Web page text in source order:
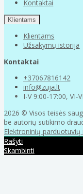
Kontaktai
Klientams
Klientams
Užsakymų istorija
Kontaktai
+37067816142
info@zuja.lt
I-V 9:00-17:00, VI-
2026 © Visos teisės
be autorių sutikimo
Elektroninių parduotuvių
Rašyti
Skambinti